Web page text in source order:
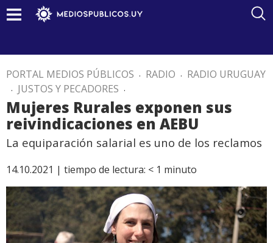
PORTAL MEDIOS PÚBLICOS . RADIO . RADIO URUGUAY
. JUSTOS Y PECADORES .
Mujeres Rurales exponen sus
reivindicaciones en AEBU
La equiparación salarial es uno de los reclamos
14.10.2021 | tiempo de lectura: < 1 minuto